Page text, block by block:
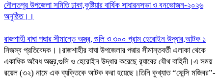
দৌলতপুর উপজেলা সমিতি ঢাকা,কুষ্টিয়ার বার্ষিক সাধারনসভা ও বনভোজন-২০২৬
অনুষ্ঠিত।।
রাজশাহী বাঘা পদ্মার সীমান্তে অস্ত্র, গুলি ও ৩০০ গ্রাম হেরোইন উদ্ধার,আটক ১
নিজস্ব প্রতিবেদক।।রাজশাহীর বাঘা উপজেলার পদ্মার সীমান্তবর্তী এলাকা থেকে
একাধিক অবৈধ অস্ত্র,গুলি ও হেরোইন উদ্ধার করেছে র‍্যাবের যৌথ বাহিনী।এ সময়
রয়েল (৩২) নামে এক ব্যক্তিকে আটক করা হয়েছে।তিনি কুখ্যাত “ফেন্সি মজিবর”-